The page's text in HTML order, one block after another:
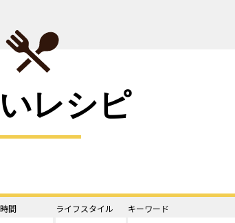
レシピ
間 ライフスタイル キーワード